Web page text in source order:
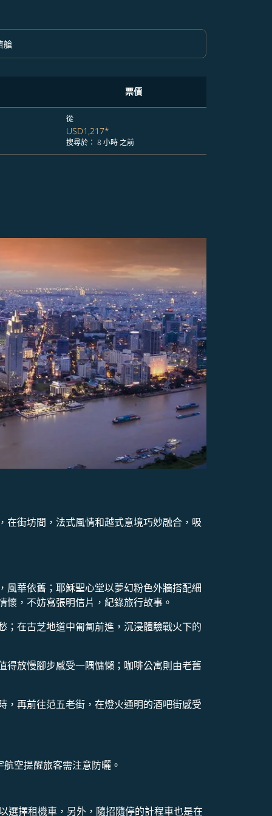
option 經濟艙 Selected
艙
票價
從
USD1,217*
搜尋於： 8 小時 之前
街坊間，法式風情和越式意境巧妙融合，吸
華依舊；耶穌聖心堂以夢幻粉色外牆搭配細
，不妨寫張明信片，紀錄旅行故事。
在古芝地道中匍匐前進，沉浸體驗戰火下的
放慢腳步感受一隅慵懶；咖啡公寓則由老舊
再前往范五老街，在燈火通明的酒吧街感受
空提醒旅客需注意防曬。
選擇租機車，另外，隨招隨停的計程車也是在